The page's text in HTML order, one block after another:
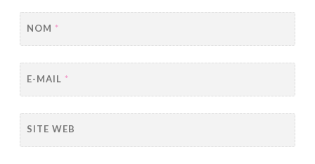
NOM *
E-MAIL *
SITE WEB